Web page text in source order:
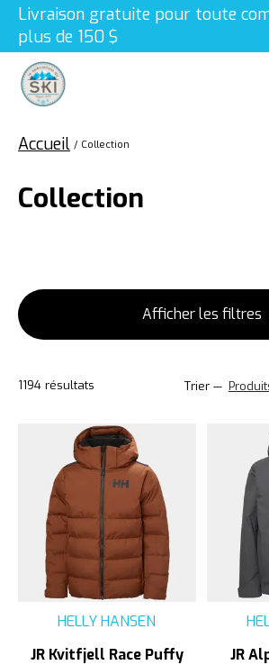
Livraison gratuite pour toute
plus de 150 $
Accueil / Collection
Collection
Afficher les filtres
1194 résultats Trier —
HELLY HANSEN
JR Kvitfjell Race Puffy
JR